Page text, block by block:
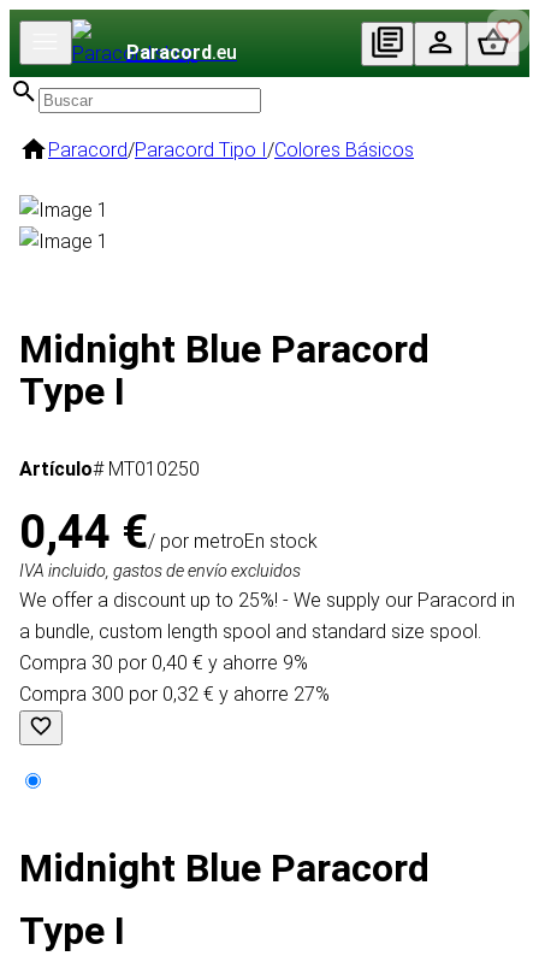
Paracord.eu
Paracord/Paracord Tipo I/Colores Básicos
Midnight Blue Paracord
Type I
Artículo# MT010250
0,44 €/ por metroEn stock
IVA incluido, gastos de envío excluidos
We offer a discount up to 25%! - We supply our Paracord in
a bundle, custom length spool and standard size spool.
Compra 30 por 0,40 € y ahorre 9%
Compra 300 por 0,32 € y ahorre 27%
Midnight Blue Paracord
Type I